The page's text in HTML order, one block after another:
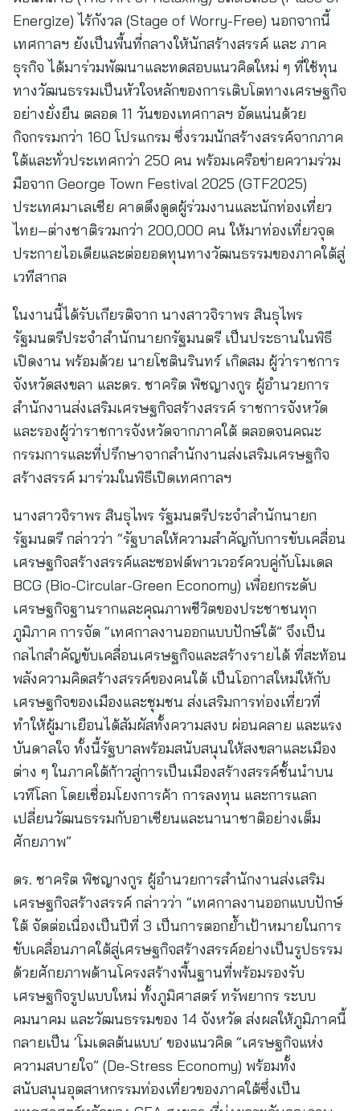
Energize) ไร้กังวล (Stage of Worry-Free) นอกจากนี้
เทศกาลฯ ยังเป็นพื้นที่กลางให้นักสร้างสรรค์ และ ภาค
ธุรกิจ ได้มาร่วมพัฒนาและทดสอบแนวคิดใหม่ ๆ ที่ใช้ทุน
ทางวัฒนธรรมเป็นหัวใจหลักของการเติบโตทางเศรษฐกิจ
อย่างยั่งยืน ตลอด 11 วันของเทศกาลฯ อัดแน่นด้วย
กิจกรรมกว่า 160 โปรแกรม ซึ่งรวมนักสร้างสรรค์จากภาค
ใต้และทั่วประเทศกว่า 250 คน พร้อมเครือข่ายความร่วม
มือจาก George Town Festival 2025 (GTF2025)
ประเทศมาเลเซีย คาดดึงดูดผู้ร่วมงานและนักท่องเที่ยว
ไทย–ต่างชาติรวมกว่า 200,000 คน ให้มาท่องเที่ยวจุด
ประกายไอเดียและต่อยอดทุนทางวัฒนธรรมของภาคใต้สู่
เวทีสากล
ในงานนี้ได้รับเกียรติจาก นางสาวจิราพร สินธุไพร
รัฐมนตรีประจำสำนักนายกรัฐมนตรี เป็นประธานในพิธี
เปิดงาน พร้อมด้วย นายโชตินรินทร์ เกิดสม ผู้ว่าราชการ
จังหวัดสงขลา และดร. ชาคริต พิชญางกูร ผู้อำนวยการ
สำนักงานส่งเสริมเศรษฐกิจสร้างสรรค์ ราชการจังหวัด
และรองผู้ว่าราชการจังหวัดจากภาคใต้ ตลอดจนคณะ
กรรมการและที่ปรึกษาจากสำนักงานส่งเสริมเศรษฐกิจ
สร้างสรรค์ มาร่วมในพิธีเปิดเทศกาลฯ
นางสาวจิราพร สินธุไพร รัฐมนตรีประจำสำนักนายก
รัฐมนตรี กล่าวว่า “รัฐบาลให้ความสำคัญกับการขับเคลื่อน
เศรษฐกิจสร้างสรรค์และซอฟต์พาวเวอร์ควบคู่กับโมเดล
BCG (Bio-Circular-Green Economy) เพื่อยกระดับ
เศรษฐกิจฐานรากและคุณภาพชีวิตของประชาชนทุก
ภูมิภาค การจัด “เทศกาลงานออกแบบปักษ์ใต้” จึงเป็น
กลไกสำคัญขับเคลื่อนเศรษฐกิจและสร้างรายได้ ที่สะท้อน
พลังความคิดสร้างสรรค์ของคนใต้ เป็นโอกาสใหม่ให้กับ
เศรษฐกิจของเมืองและชุมชน ส่งเสริมการท่องเที่ยวที่
ทำให้ผู้มาเยือนได้สัมผัสทั้งความสงบ ผ่อนคลาย และแรง
บันดาลใจ ทั้งนี้รัฐบาลพร้อมสนับสนุนให้สงขลาและเมือง
ต่าง ๆ ในภาคใต้ก้าวสู่การเป็นเมืองสร้างสรรค์ชั้นนำบน
เวทีโลก โดยเชื่อมโยงการค้า การลงทุน และการแลก
เปลี่ยนวัฒนธรรมกับอาเซียนและนานาชาติอย่างเต็ม
ศักยภาพ”
ดร. ชาคริต พิชญางกูร ผู้อำนวยการสำนักงานส่งเสริม
เศรษฐกิจสร้างสรรค์ กล่าวว่า “เทศกาลงานออกแบบปักษ์
ใต้ จัดต่อเนื่องเป็นปีที่ 3 เป็นการตอกย้ำเป้าหมายในการ
ขับเคลื่อนภาคใต้สู่เศรษฐกิจสร้างสรรค์อย่างเป็นรูปธรรม
ด้วยศักยภาพด้านโครงสร้างพื้นฐานที่พร้อมรองรับ
เศรษฐกิจรูปแบบใหม่ ทั้งภูมิศาสตร์ ทรัพยากร ระบบ
คมนาคม และวัฒนธรรมของ 14 จังหวัด ส่งผลให้ภูมิภาคนี้
กลายเป็น ‘โมเดลต้นแบบ’ ของแนวคิด “เศรษฐกิจแห่ง
ความสบายใจ” (De-Stress Economy) พร้อมทั้ง
สนับสนุนอุตสาหกรรมท่องเที่ยวของภาคใต้ซึ่งเป็น